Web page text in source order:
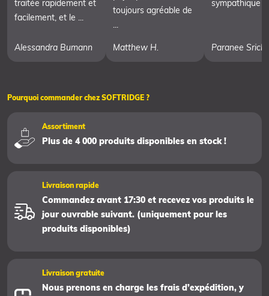
traitée rapidement et
facilement, et le ...
Alessandra Bumann
toujours agréable de
...
Matthew H.
sympathique
Paranee
Pourquoi commander chez SOFTRIDGE ?
Assortiment
Plus de 4 000 produits disponibles en stock !
Livraison rapide
Commandez avant 17:30 et recevez vos produits le
jour ouvrable suivant. (uniquement pour les
produits disponibles)
Livraison gratuite
Nous prenons en charge les frais d’expédition, y